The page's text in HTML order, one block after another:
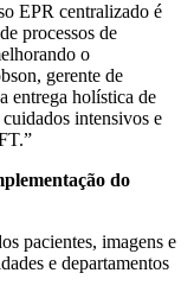
EPR centralizado é
processos de
o
gerente de
entrega holística de
intensivos e
do
pacientes, imagens e
e departamentos